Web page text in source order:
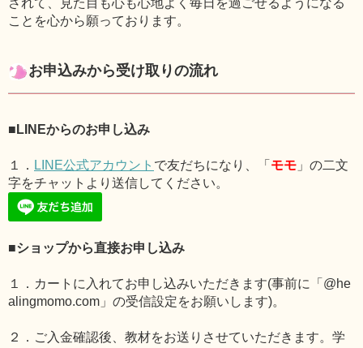
ことを心から願っております。
お申込みから受け取りの流れ
■LINEからのお申し込み
１． LINE公式アカウント で友だちになり、「 モモ 」の二文
字をチャットより送信してください。
■ショップから直接お申し込み
１．カートに入れてお申し込みいただきます(事前に「@he
alingmomo.com」の受信設定をお願いします)。
２．ご入金確認後、教材をお送りさせていただきます。学